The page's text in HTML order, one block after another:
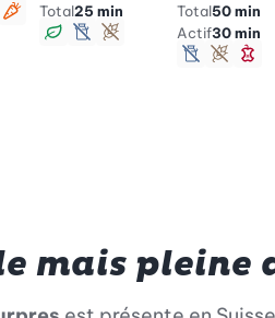
Végétarien
Total25 min
Végan
sans lactose
Sans gluten
Total50 min
Actif30 min
sansSans
mais pleine